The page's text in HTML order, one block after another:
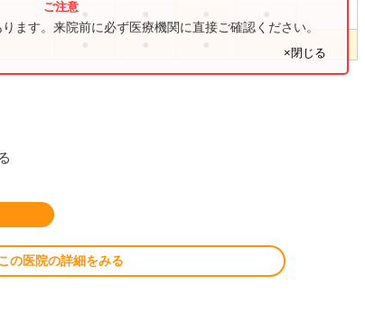
ます。来院前に必ず医療機関に直接ご確認ください。
×閉じる
の医院の詳細をみる